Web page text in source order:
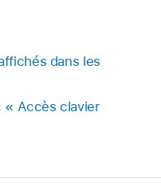
dans les
« Accès clavier